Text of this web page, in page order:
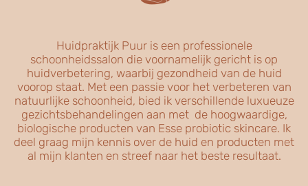
Huidpraktijk Puur is een professionele
schoonheidssalon die voornamelijk gericht is op
huidverbetering, waarbij gezondheid van de huid
voorop staat. Met een passie voor het verbeteren van
natuurlijke schoonheid, bied ik verschillende luxueuze
gezichtsbehandelingen aan met de hoogwaardige,
biologische producten van Esse probiotic skincare. Ik
deel graag mijn kennis over de huid en producten met
al mijn klanten en streef naar het beste resultaat.